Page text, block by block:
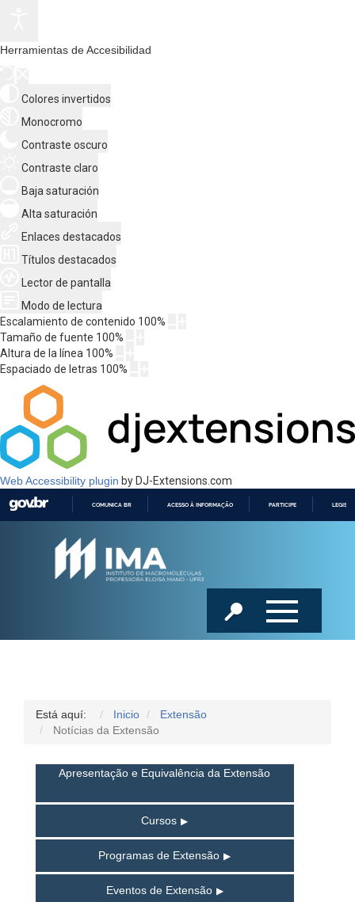
Herramientas de Accesibilidad
Colores invertidos
Monocromo
Contraste oscuro
Contraste claro
Baja saturación
Alta saturación
Enlaces destacados
Títulos destacados
Lector de pantalla
Modo de lectura
Escalamiento de contenido 100%
Tamaño de fuente 100%
Altura de la línea 100%
Espaciado de letras 100%
Web Accessibility plugin by DJ-Extensions.com
COMUNICA BR ACESSO À INFORMAÇÃO PARTICIPE
Está aquí: Inicio
Extensão
Notícias da Extensão
Apresentação e Equivalência da Extensão
Cursos
Programas de Extensão
Eventos de Extensão